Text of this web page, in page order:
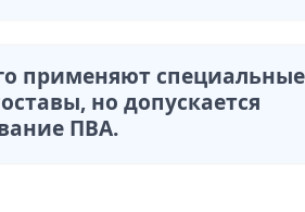
применяют специальные
но допускается
ПВА.